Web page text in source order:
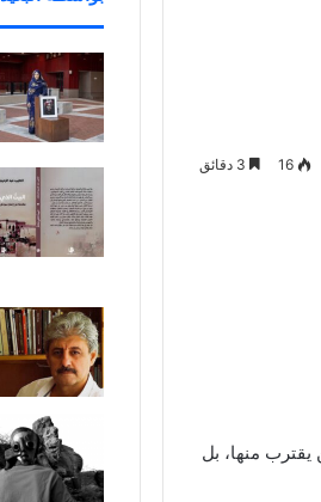
16
يقترب منها، بل